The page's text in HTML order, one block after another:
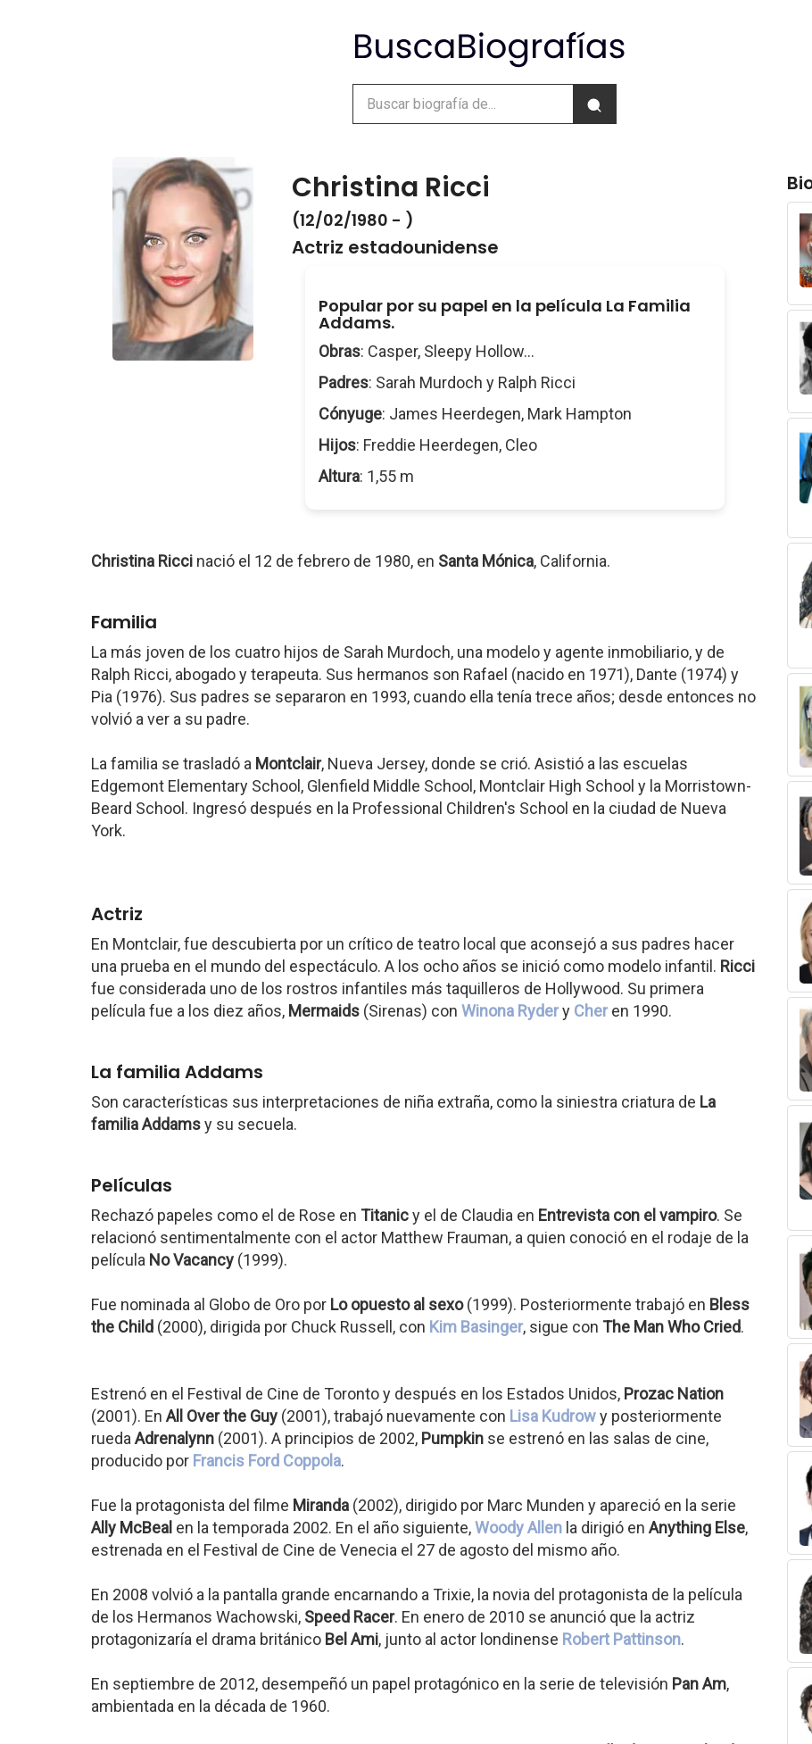
Christina Ricci
(12/02/1980 - )
Actriz estadounidense
Popular por su papel en la película La Familia
Addams.
Obras: Casper, Sleepy Hollow...
Padres: Sarah Murdoch y Ralph Ricci
Cónyuge: James Heerdegen, Mark Hampton
Hijos: Freddie Heerdegen, Cleo
Altura: 1,55 m
Christina Ricci nació el 12 de febrero de 1980, en Santa Mónica, California.
Familia
La más joven de los cuatro hijos de Sarah Murdoch, una modelo y agente inmobiliario, y de
Ralph Ricci, abogado y terapeuta. Sus hermanos son Rafael (nacido en 1971), Dante (1974) y
Pia (1976). Sus padres se separaron en 1993, cuando ella tenía trece años; desde entonces no
volvió a ver a su padre.
La familia se trasladó a Montclair, Nueva Jersey, donde se crió. Asistió a las escuelas
Edgemont Elementary School, Glenfield Middle School, Montclair High School y la Morristown-
Beard School. Ingresó después en la Professional Children's School en la ciudad de Nueva
York.
Actriz
En Montclair, fue descubierta por un crítico de teatro local que aconsejó a sus padres hacer
una prueba en el mundo del espectáculo. A los ocho años se inició como modelo infantil. Ricci
fue considerada uno de los rostros infantiles más taquilleros de Hollywood. Su primera
película fue a los diez años, Mermaids (Sirenas) con Winona Rydery Cheren 1990.
La familia Addams
Son características sus interpretaciones de niña extraña, como la siniestra criatura de La
familia Addamsy su secuela.
Películas
Rechazó papeles como el de Rose en Titanicy el de Claudia en Entrevista con el vampiro. Se
relacionó sentimentalmente con el actor Matthew Frauman, a quien conoció en el rodaje de la
película No Vacancy (1999).
Fue nominada al Globo de Oro por Lo opuesto al sexo(1999). Posteriormente trabajó en Bless
the Child (2000), dirigida por Chuck Russell, con Kim Basinger, sigue con The Man Who Cried.
Estrenó en el Festival de Cine de Toronto y después en los Estados Unidos, Prozac Nation
(2001). En All Over the Guy (2001), trabajó nuevamente con Lisa Kudrowy posteriormente
rueda Adrenalynn (2001). A principios de 2002, Pumpkin se estrenó en las salas de cine,
producido por Francis Ford Coppola.
Fue la protagonista del filme Miranda (2002), dirigido por Marc Munden y apareció en la serie
Ally McBeal en la temporada 2002. En el año siguiente,Woody Allen la dirigió en Anything Else,
estrenada en el Festival de Cine de Venecia el 27 de agosto del mismo año.
En 2008 volvió a la pantalla grande encarnando a Trixie, la novia del protagonista de la película
de los Hermanos Wachowski, Speed Racer. En enero de 2010 se anunció que la actriz
protagonizaría el drama británico Bel Ami, junto al actor londinense Robert Pattinson.
En septiembre de 2012, desempeñó un papel protagónico en la serie de televisión Pan Am,
ambientada en la década de 1960.